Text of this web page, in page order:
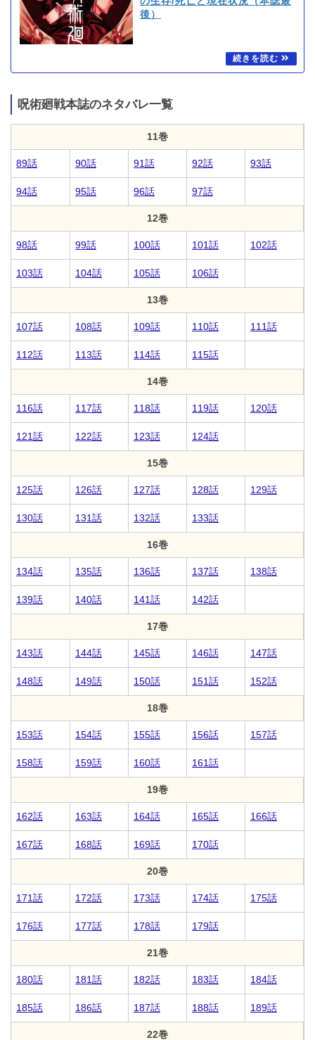
後）
呪術廻戦本誌のネタバレ一覧
11巻
89話 90話 91話 92話 93話
94話 95話 96話 97話
12巻
98話 99話 100話 101話 102話
103話 104話 105話 106話
13巻
107話 108話 109話 110話 111話
112話 113話 114話 115話
14巻
116話 117話 118話 119話 120話
121話 122話 123話 124話
15巻
125話 126話 127話 128話 129話
130話 131話 132話 133話
16巻
134話 135話 136話 137話 138話
139話 140話 141話 142話
17巻
143話 144話 145話 146話 147話
148話 149話 150話 151話 152話
18巻
153話 154話 155話 156話 157話
158話 159話 160話 161話
19巻
162話 163話 164話 165話 166話
167話 168話 169話 170話
20巻
171話 172話 173話 174話 175話
176話 177話 178話 179話
21巻
180話 181話 182話 183話 184話
185話 186話 187話 188話 189話
22巻